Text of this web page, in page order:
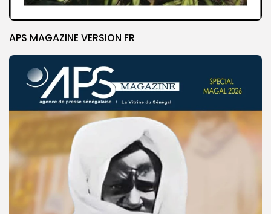
APS MAGAZINE VERSION FR